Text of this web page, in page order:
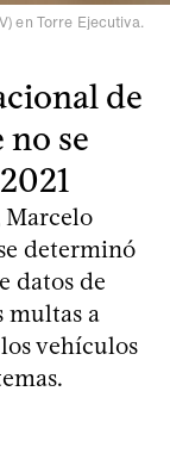
en Torre Ejecutiva.
de
no se
Marcelo
determinó
datos de
multas a
vehículos